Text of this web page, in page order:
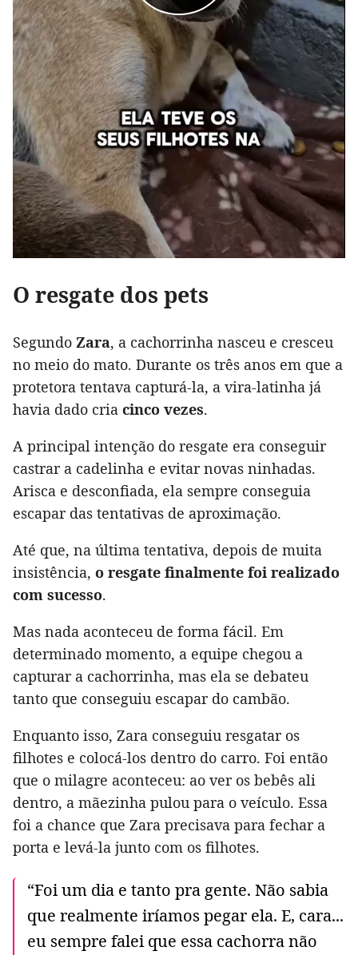
O resgate dos pets
Segundo Zara, a cachorrinha nasceu e cresceu
no meio do mato. Durante os três anos em que a
protetora tentava capturá-la, a vira-latinha já
havia dado cria cinco vezes.
A principal intenção do resgate era conseguir
castrar a cadelinha e evitar novas ninhadas.
Arisca e desconfiada, ela sempre conseguia
escapar das tentativas de aproximação.
Até que, na última tentativa, depois de muita
insistência, o resgate finalmente foi realizado
com sucesso.
Mas nada aconteceu de forma fácil. Em
determinado momento, a equipe chegou a
capturar a cachorrinha, mas ela se debateu
tanto que conseguiu escapar do cambão.
Enquanto isso, Zara conseguiu resgatar os
filhotes e colocá-los dentro do carro. Foi então
que o milagre aconteceu: ao ver os bebês ali
dentro, a mãezinha pulou para o veículo. Essa
foi a chance que Zara precisava para fechar a
porta e levá-la junto com os filhotes.
“Foi um dia e tanto pra gente. Não sabia
que realmente iríamos pegar ela. E, cara...
eu sempre falei que essa cachorra não